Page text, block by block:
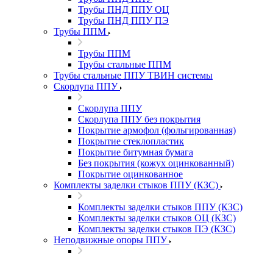
Трубы ПНД ППУ ОЦ
Трубы ПНД ППУ ПЭ
Трубы ППМ
Трубы ППМ
Трубы стальные ППМ
Трубы стальные ППУ ТВИН системы
Скорлупа ППУ
Скорлупа ППУ
Скорлупа ППУ без покрытия
Покрытие армофол (фольгированная)
Покрытие стеклопластик
Покрытие битумная бумага
Без покрытия (кожух оцинкованный)
Покрытие оцинкованное
Комплекты заделки стыков ППУ (КЗС)
Комплекты заделки стыков ППУ (КЗС)
Комплекты заделки стыков ОЦ (КЗС)
Комплекты заделки стыков ПЭ (КЗС)
Неподвижные опоры ППУ